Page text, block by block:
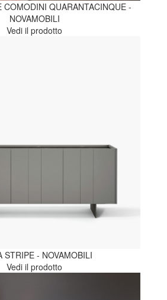
COMODINI QUARANTACINQUE -
NOVAMOBILI
Vedi il prodotto
STRIPE - NOVAMOBILI
Vedi il prodotto